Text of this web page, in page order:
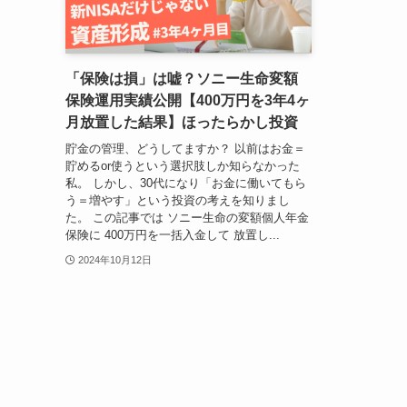
「保険は損」は嘘？ソニー生命変額
保険運用実績公開【400万円を3年4ヶ
月放置した結果】ほったらかし投資
貯金の管理、どうしてますか？ 以前はお金＝
貯めるor使うという選択肢しか知らなかった
私。 しかし、30代になり「お金に働いてもら
う＝増やす」という投資の考えを知りまし
た。 この記事では ソニー生命の変額個人年金
保険に 400万円を一括入金して 放置し...
2024年10月12日